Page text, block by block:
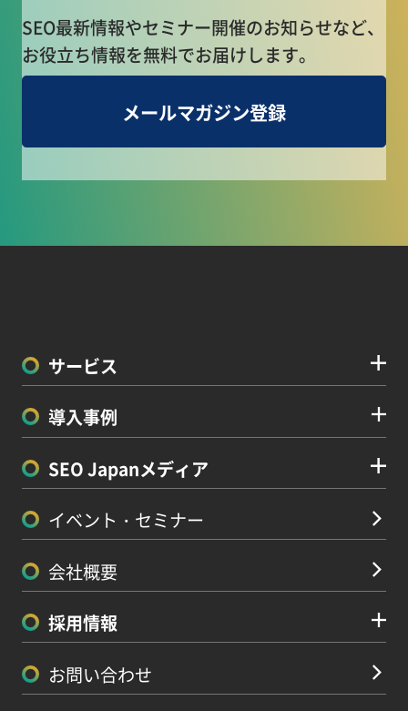
SEO最新情報やセミナー開催のお知らせなど、
お役立ち情報を無料でお届けします。
メールマガジン登録
サービス
導入事例
SEO Japanメディア
イベント・セミナー
会社概要
採用情報
お問い合わせ